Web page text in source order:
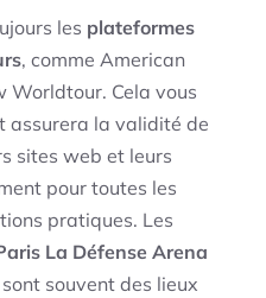
les plateformes
, comme American
Worldtour. Cela vous
assurera la validité de
sites web et leurs
pour toutes les
pratiques. Les
La Défense Arena
souvent des lieux